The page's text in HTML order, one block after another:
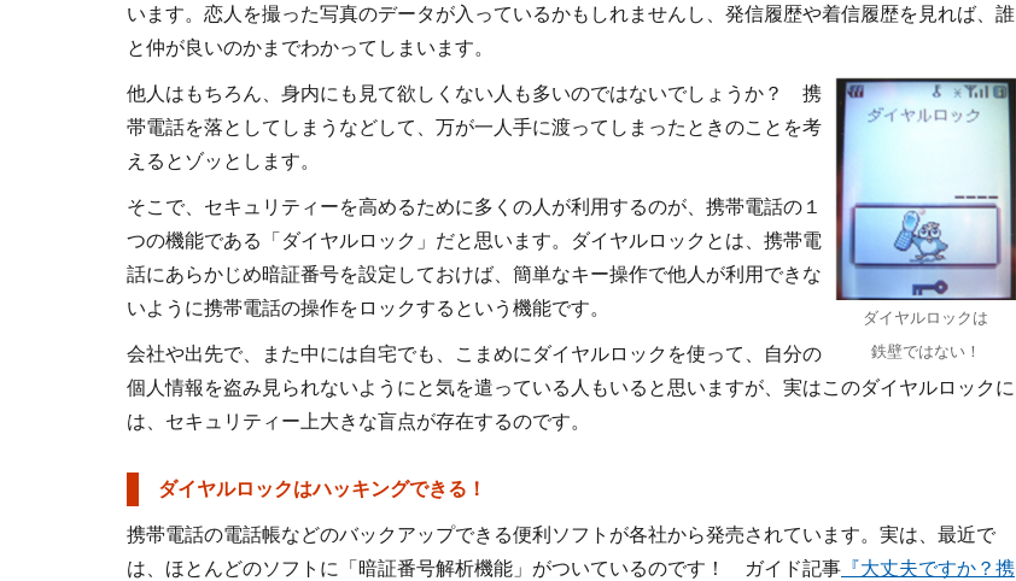
います。恋人を撮った写真のデータが入っているかもしれませんし、発信履歴や着信履歴を見れば、誰
と仲が良いのかまでわかってしまいます。
ダイヤルロックは
鉄壁ではない！
他人はもちろん、身内にも見て欲しくない人も多いのではないでしょうか？ 携
帯電話を落としてしまうなどして、万が一人手に渡ってしまったときのことを考
えるとゾッとします。
そこで、セキュリティーを高めるために多くの人が利用するのが、携帯電話の１
つの機能である「ダイヤルロック」だと思います。ダイヤルロックとは、携帯電
話にあらかじめ暗証番号を設定しておけば、簡単なキー操作で他人が利用できな
いように携帯電話の操作をロックするという機能です。
会社や出先で、また中には自宅でも、こまめにダイヤルロックを使って、自分の
個人情報を盗み見られないようにと気を遣っている人もいると思いますが、実はこのダイヤルロックに
は、セキュリティー上大きな盲点が存在するのです。
ダイヤルロックはハッキングできる！
携帯電話の電話帳などのバックアップできる便利ソフトが各社から発売されています。実は、最近で
は、ほとんどのソフトに「暗証番号解析機能」がついているのです！ ガイド記事 『大丈夫ですか？携